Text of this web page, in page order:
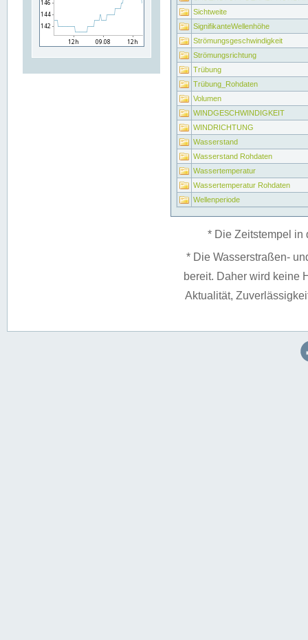
Sichtweite
SignifikanteWellenhöhe
Strömungsgeschwindigkeit
Strömungsrichtung
Trübung
Trübung_Rohdaten
Volumen
WINDGESCHWINDIGKEIT
WINDRICHTUNG
Wasserstand
Wasserstand Rohdaten
Wassertemperatur
Wassertemperatur Rohdaten
Wellenperiode
* Die Zeitstempel in
* Die Wasserstraßen-
bereit. Daher wird keine
Aktualität,